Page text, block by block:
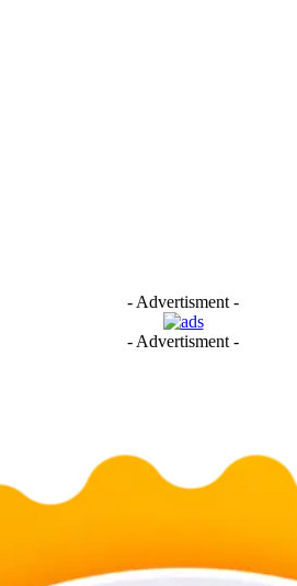
- Advertisment -
- Advertisment -